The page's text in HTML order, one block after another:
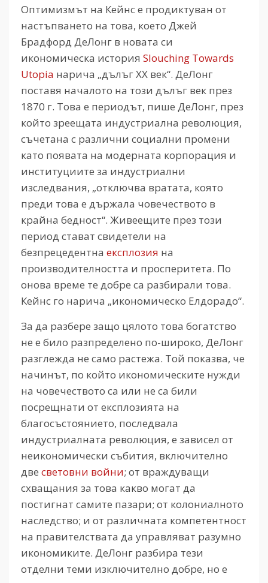
Оптимизмът на Кейнс е продиктуван от
настъпването на това, което Джей
Брадфорд ДеЛонг в новата си
икономическа история Slouching Towards
Utopia нарича „дълъг ХХ век“. ДеЛонг
поставя началото на този дълъг век през
1870 г. Това е периодът, пише ДеЛонг, през
който зреещата индустриална революция,
съчетана с различни социални промени
като появата на модерната корпорация и
институциите за индустриални
изследвания, „отключва вратата, която
преди това е държала човечеството в
крайна бедност“. Живеещите през този
период стават свидетели на
безпрецедентна експлозия на
производителността и просперитета. По
онова време те добре са разбирали това.
Кейнс го нарича „икономическо Елдорадо“.
За да разбере защо цялото това богатство
не е било разпределено по-широко, ДеЛонг
разглежда не само растежа. Той показва, че
начинът, по който икономическите нужди
на човечеството са или не са били
посрещнати от експлозията на
благосъстоянието, последвала
индустриалната революция, е зависел от
неикономически събития, включително
две световни войни; от враждуващи
схващания за това какво могат да
постигнат самите пазари; от колониалното
наследство; и от различната компетентност
на правителствата да управляват разумно
икономиките. ДеЛонг разбира тези
отделни теми изключително добре, но е